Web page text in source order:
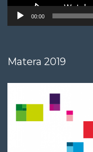
00:00
Matera 2019